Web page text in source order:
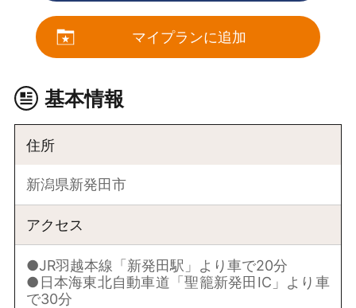
マイプランに追加
基本情報
住所
新潟県新発田市
アクセス
●JR羽越本線「新発田駅」より車で20分
●日本海東北自動車道「聖籠新発田IC」より車
で30分